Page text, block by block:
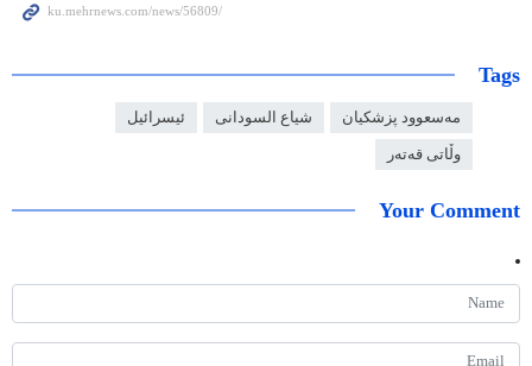
Tags
مەسعوود پزشکیان شیاع السودانی ئیسرائیل
وڵاتی قەتەر
Your Comment